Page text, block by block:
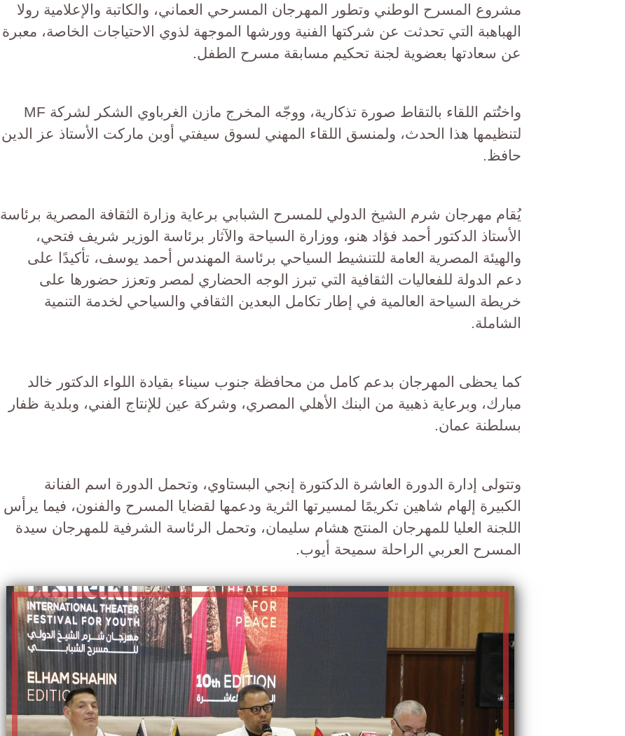
مشروع المسرح الوطني وتطور المهرجان المسرحي العماني، والكاتبة والإعلامية رولا
الهباهبة التي تحدثت عن شركتها الفنية وورشها الموجهة لذوي الاحتياجات الخاصة، معبرة
عن سعادتها بعضوية لجنة تحكيم مسابقة مسرح الطفل.
واختُتم اللقاء بالتقاط صورة تذكارية، ووجّه المخرج مازن الغرباوي الشكر لشركة MF
لتنظيمها هذا الحدث، ولمنسق اللقاء المهني لسوق سيفتي أوبن ماركت الأستاذ عز الدين
حافظ.
يُقام مهرجان شرم الشيخ الدولي للمسرح الشبابي برعاية وزارة الثقافة المصرية برئاسة
الأستاذ الدكتور أحمد فؤاد هنو، ووزارة السياحة والآثار برئاسة الوزير شريف فتحي،
والهيئة المصرية العامة للتنشيط السياحي برئاسة المهندس أحمد يوسف، تأكيدًا على
دعم الدولة للفعاليات الثقافية التي تبرز الوجه الحضاري لمصر وتعزز حضورها على
خريطة السياحة العالمية في إطار تكامل البعدين الثقافي والسياحي لخدمة التنمية
الشاملة.
كما يحظى المهرجان بدعم كامل من محافظة جنوب سيناء بقيادة اللواء الدكتور خالد
مبارك، وبرعاية ذهبية من البنك الأهلي المصري، وشركة عين للإنتاج الفني، وبلدية ظفار
بسلطنة عمان.
وتتولى إدارة الدورة العاشرة الدكتورة إنجي البستاوي، وتحمل الدورة اسم الفنانة
الكبيرة إلهام شاهين تكريمًا لمسيرتها الثرية ودعمها لقضايا المسرح والفنون، فيما يرأس
اللجنة العليا للمهرجان المنتج هشام سليمان، وتحمل الرئاسة الشرفية للمهرجان سيدة
المسرح العربي الراحلة سميحة أيوب.